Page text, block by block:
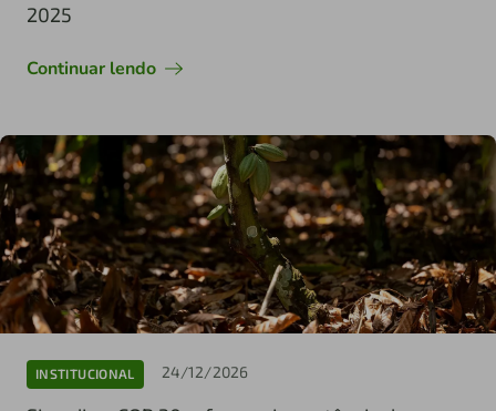
2025
Continuar lendo
INSTITUCIONAL 24/12/2026